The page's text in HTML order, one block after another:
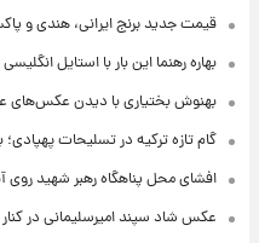
قیمت جدید برنج ایرانی، هندی و
بهاره رهنما این بار با استایل
بهنوش بختیاری با دیدن عکس‌های
گام تازه ترکیه در تسلیحات
افشای محل پناهگاه‌ رهبر شهید روی
عکس شاد سپند امیرسلیمانی در